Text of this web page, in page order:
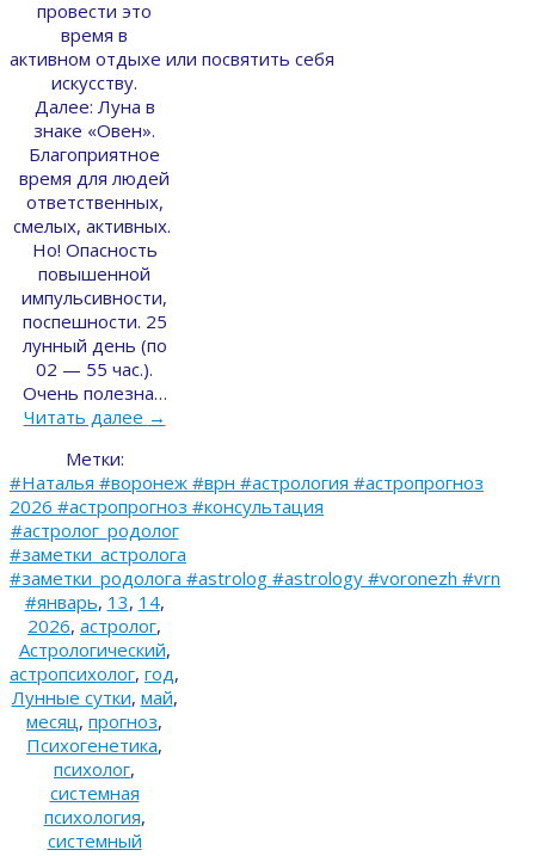
провести это
время в
активном отдыхе или посвятить себя
искусству.
Далее: Луна в
знаке «Овен».
Благоприятное
время для людей
ответственных,
смелых, активных.
Но! Опасность
повышенной
импульсивности,
поспешности. 25
лунный день (по
02 — 55 час.).
Очень полезна…
Читать далее →
Метки:
#Наталья #воронеж #врн #астрология #астропрогноз
2026 #астропрогноз #консультация
#астролог_родолог
#заметки_астролога
#заметки_родолога #astrolog #astrology #voronezh #vrn
#январь, 13, 14,
2026, астролог,
Астрологический,
астропсихолог, год,
Лунные сутки, май,
месяц , прогноз,
Психогенетика,
психолог,
системная
психология,
системный